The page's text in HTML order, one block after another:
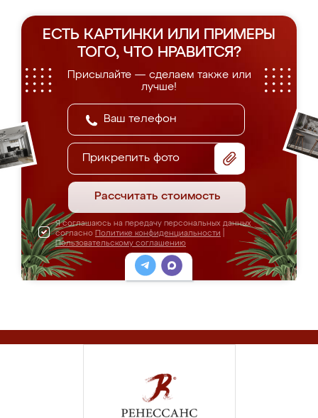
ЕСТЬ КАРТИНКИ ИЛИ ПРИМЕРЫ
ТОГО, ЧТО НРАВИТСЯ?
Присылайте — сделаем также или
лучше!
Прикрепить фото
Рассчитать стоимость
Я соглашаюсь на передачу персональных данных
согласно Политике конфиденциальности
Пользовательскому соглашению